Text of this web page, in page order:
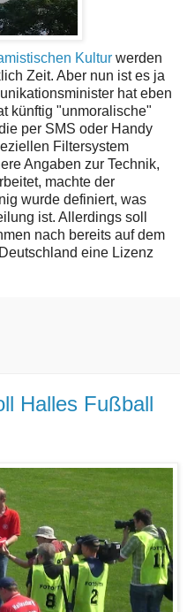
Kultur werden
Zeit. Aber nun ist es ja
hat eben
künftig "unmoralische"
per SMS oder Handy
Filtersystem
Angaben zur Technik,
machte der
wurde definiert, was
ist. Allerdings soll
nach bereits auf dem
eine Lizenz
Halles Fußball